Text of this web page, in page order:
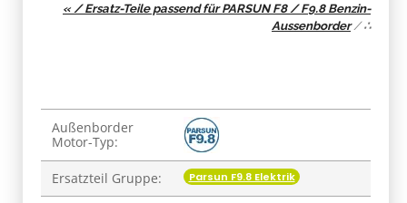
« / Ersatz-Teile passend für PARSUN F8 / F9.8 Benzin-
Aussenborder/∴
Produkteigenschaft
Wert
Außenborder
Motor-Typ:
Ersatzteil Gruppe: Parsun F9.8 Elektrik